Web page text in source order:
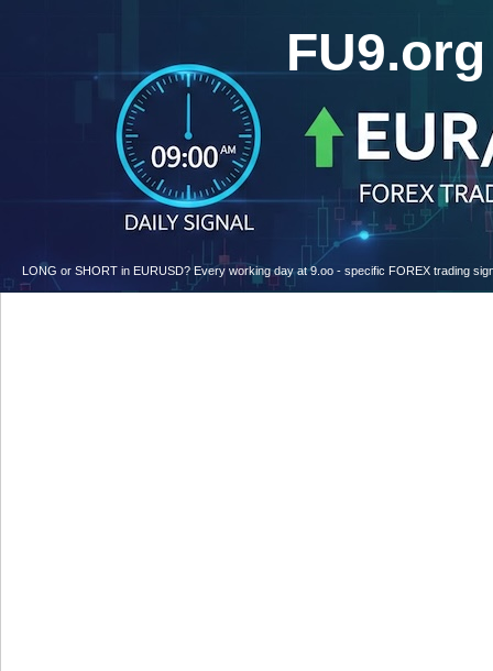
LONG or SHORT in EURUSD? Every working day at 9.oo - specific FOREX trading